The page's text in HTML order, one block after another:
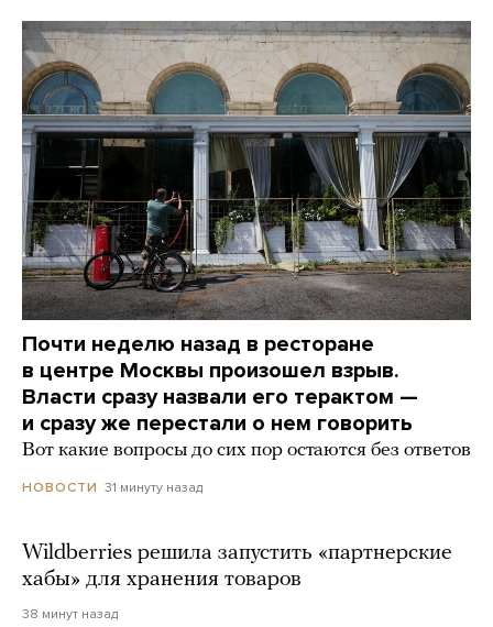
Почти неделю назад в ресторане
в центре Москвы произошел взрыв.
Власти сразу назвали его терактом —
и сразу же перестали о нем говорить
Вот какие вопросы до сих пор остаются без ответов
НОВОСТИ 31 минуту назад
Wildberries решила запустить «партнерские
хабы» для хранения товаров
38 минут назад